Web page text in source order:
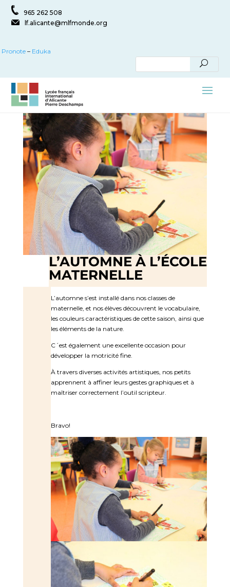
965 262 508
lf.alicante@mlfmonde.org
Pronote – Eduka
L’AUTOMNE À L’ÉCOLE
MATERNELLE
L’automne s’est installé dans nos classes de
maternelle, et nos élèves découvrent le vocabulaire,
les couleurs caractéristiques de cette saison, ainsi que
les éléments de la nature.
C´est également une excellente occasion pour
développer la motricité fine.
À travers diverses activités artistiques, nos petits
apprennent à affiner leurs gestes graphiques et à
maîtriser correctement l’outil scripteur.
Bravo!